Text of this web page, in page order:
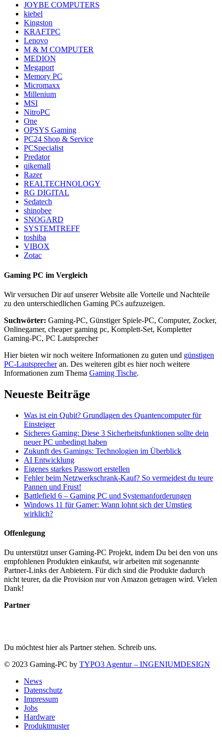
JOYBE COMPUTERS
kiebel
Kingston
KRAFTPC
Lenovo
M & M COMPUTER
MEDION
Megaport
Memory PC
Micromaxx
Millenium
MSI
NitroPC
One
OPSYS Gaming
PC24 Shop & Service
PCSpecialist
Predator
qikemall
Razer
REALTECHNOLOGY
RG DIGITAL
Sedatech
shinobee
SNOGARD
SYSTEMTREFF
toshiba
VIBOX
Zotac
Gaming PC im Vergleich
Wir versuchen Dir auf unserer Website alle Vorteile und Nachteile
zu den unterschiedlichen Gaming PCs aufzuzeigen.
Suchwörter: Gaming-PC, Günstiger Spiele-PC, Computer, Zocker,
Onlinegamer, cheaper gaming pc, Komplett-Set, Kompletter
Gaming-PC, PC Lautsprecher
Hier bieten wir noch weitere Informationen zu guten und günstigen
PC-Lautsprecheran. Des weiteren gibt es hier noch weitere
Informationen zum Thema Gaming Tische.
Neueste Beiträge
Was ist ein Qubit? Grundlagen des Quantencomputer für
Einsteiger
Sicheres Gaming: Diese 3 Sicherheitsfunktionen sollte dein
neuer PC unbedingt haben
Zukunft des Gamings: Technologien im Überblick
AI Entwicklung
Eigenes starkes Passwort erstellen
Fehler beim Netzwerkschrank-Kauf? So vermeidest du teure
Pannen und Frust!
Battlefield 6 – Gaming PC und Systemanforderungen
Windows 11 für Gamer: Wann lohnt sich der Umstieg
wirklich?
Offenlegung
Du unterstützt unser Gaming-PC Projekt, indem Du bei den von uns
empfohlenen Produkten einkaufst, wir arbeiten mit sogenannte
Partner-Links der Anbietern. Für dich sind die Produkte dadurch
nicht teurer, da die Provision nur von Amazon getragen wird. Vielen
Dank!
Partner
Du möchtest hier als Partner stehen. Schreib uns.
© 2023 Gaming-PC by TYPO3 Agentur – INGENIUMDESIGN
News
Datenschutz
Impressum
Jobs
Hardware
Produktmuster